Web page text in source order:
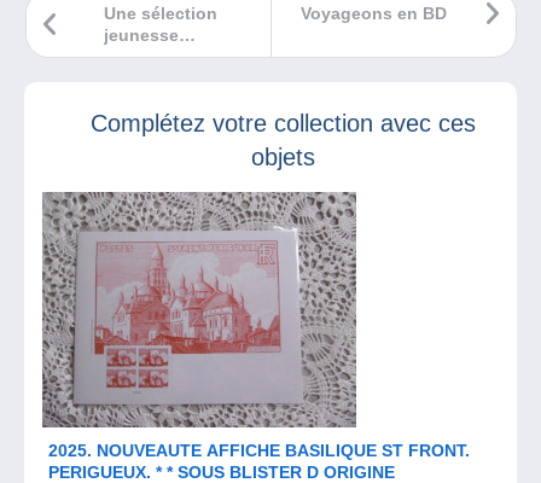
Voyageons en BD
Une sélection
jeunesse
totalement
Complétez votre collection avec ces
objets
2025. NOUVEAUTE AFFICHE BASILIQUE ST FRONT.
PERIGUEUX. * * SOUS BLISTER D ORIGINE